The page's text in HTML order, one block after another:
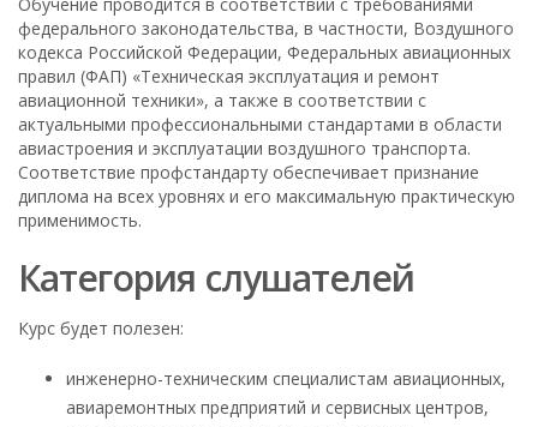
федерального законодательства, в частности, Воздушного
кодекса Российской Федерации, Федеральных авиационных
правил (ФАП) «Техническая эксплуатация и ремонт
авиационной техники», а также в соответствии с
актуальными профессиональными стандартами в области
авиастроения и эксплуатации воздушного транспорта.
Соответствие профстандарту обеспечивает признание
диплома на всех уровнях и его максимальную практическую
применимость.
Категория слушателей
Курс будет полезен:
инженерно-техническим специалистам авиационных,
авиаремонтных предприятий и сервисных центров,